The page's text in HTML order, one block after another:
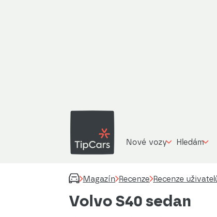
Nové vozy Hledám
Magazín Recenze Recenze
Volvo S40 sedan